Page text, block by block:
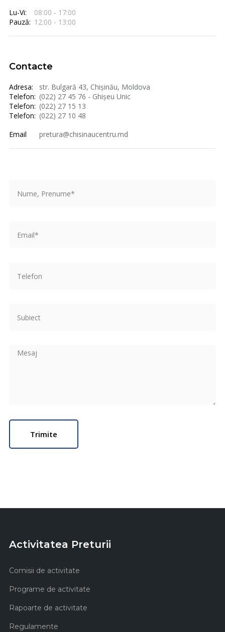
Lu-Vi:
08:00 - 17:00
Pauză: 12:00 - 13:00
Contacte
Adresa:
str. Bulgară 43, Chișinău, Moldova
Telefon: (022) 27 45 76 - Ghișeu Unic
Telefon: (022) 27 15 13
Telefon: (022) 27 10 48
Email
pretura@chisinaucentru.md
Activitatea Preturii
Comisii de activitate
Programe de activitate
Rapoarte de activitate
Regulamente